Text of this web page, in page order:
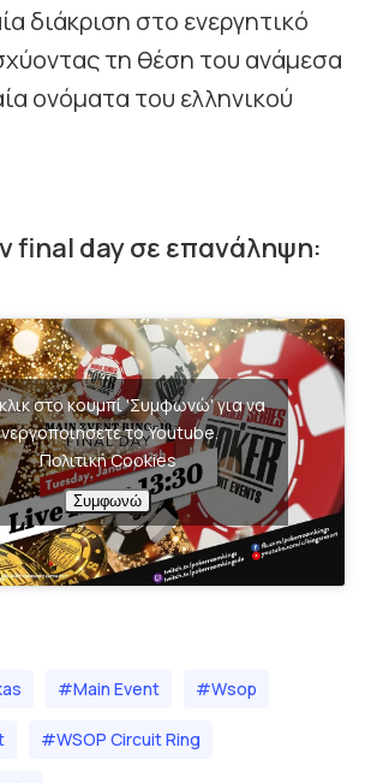
διάκριση στο ενεργητικό
τη θέση του ανάμεσα
ονόματα του ελληνικού
final day σε επανάληψη:
στο κουμπί 'Συμφωνώ' για να
το Youtube.
Πολιτική Cookies
Συμφωνώ
#Main Event #wsop
#WSOP Circuit Ring